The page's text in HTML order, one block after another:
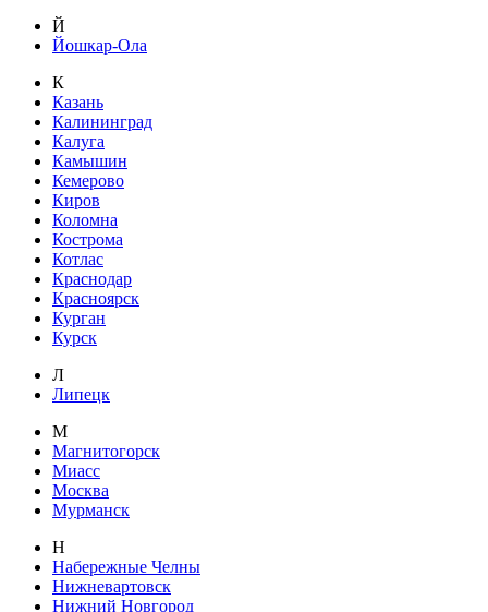
Й
Йошкар-Ола
К
Казань
Калининград
Калуга
Камышин
Кемерово
Киров
Коломна
Кострома
Котлас
Краснодар
Красноярск
Курган
Курск
Л
Липецк
М
Магнитогорск
Миасс
Москва
Мурманск
Н
Набережные Челны
Нижневартовск
Нижний Новгород